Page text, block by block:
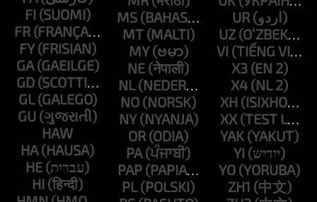
FI
FR
FY
GA
GD
GL
GU
HAW
HA
HE
HI
MS
MT
MY
NE
NL
NO
NY
OR
PA
PAP
PL
UR
UZ
VI
X3
X4
XH
XX
YAK
YI
YO
ZH1